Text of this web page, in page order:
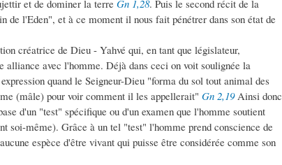
et de dominer la terre Gn 1,28. Puis le second récit de la
l'Eden", et à ce moment il nous fait pénétrer dans son état de
créatrice de Dieu - Yahvé qui, en tant que législateur,
avec l'homme. Déjà dans ceci on voit soulignée la
quand le Seigneur-Dieu "forma du sol tout animal des
(mâle) pour voir comment il les appellerait" Gn 2,19Ainsi donc
d'un "test" spécifique ou d'un examen que l'homme soutient
soi-même). Grâce à un tel "test" l'homme prend conscience de
espèce d'être vivant qui puisse être considérée comme son